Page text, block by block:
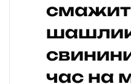
шашлик
час на